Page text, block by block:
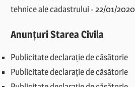
tehnice ale cadastrului-22/01/2020
Anunțuri Starea Civila
Publicitate declarație de căsătorie
Publicitate declarație de căsătorie